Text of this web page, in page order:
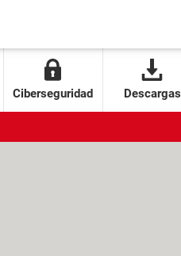
Ciberseguridad Descargas